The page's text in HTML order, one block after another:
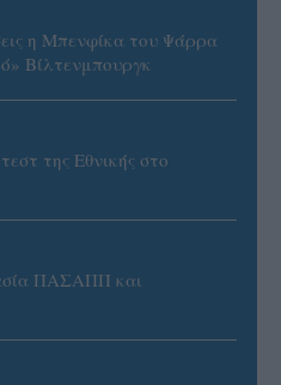
η Μπενφίκα του Ψάρρα
Βίλτενμπουργκ
της Εθνικής στο
ΠΑΣΑΠΠ και